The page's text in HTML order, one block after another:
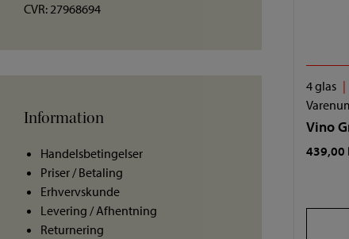
4 glas
Vino
439,00
CVR: 27968694
Information
Handelsbetingelser
Priser / Betaling
Erhvervskunde
Levering / Afhentning
Returnering